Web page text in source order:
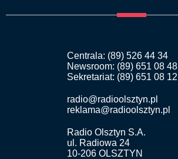
Centrala: (89) 526 44 34
Newsroom: (89) 651 08 48
Sekretariat: (89) 651 08 12
radio@radioolsztyn.pl
reklama@radioolsztyn.pl
Radio Olsztyn S.A.
ul. Radiowa 24
10-206 OLSZTYN